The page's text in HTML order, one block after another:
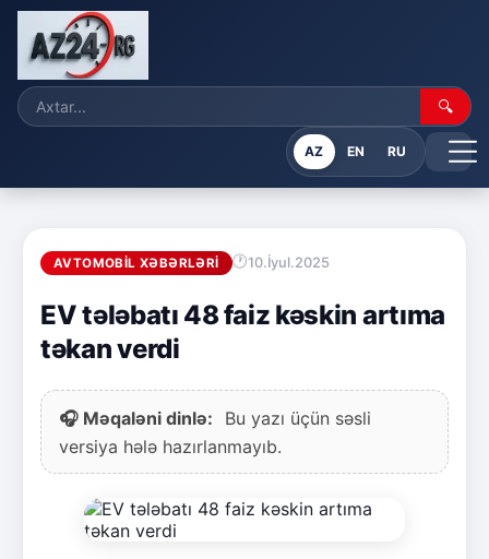
🔍
AZ EN RU
AVTOMOBIL XƏBƏRLƏRI 10.İyul.2025
EV tələbatı 48 faiz kəskin artıma
təkan verdi
🎧 Məqaləni dinlə:
Bu yazı üçün səsli
versiya hələ hazırlanmayıb.